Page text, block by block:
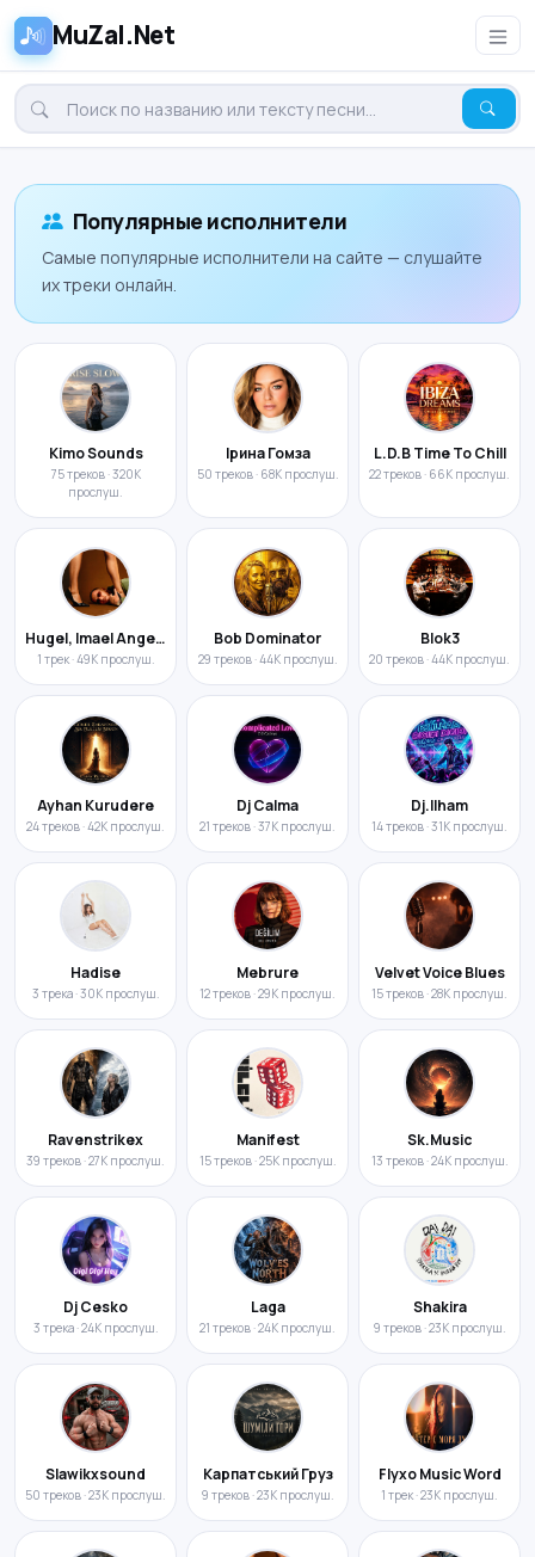
MuZal.Net
Популярные исполнители
Самые популярные исполнители на сайте — слушайте
их треки онлайн.
Kimo Sounds
75 треков · 320K
прослуш.
Ірина Гомза
50 треков · 68K прослуш.
L.D.B Time To Chill
22 треков · 66K прослуш.
Hugel, Imael Angel, & Ultra Naté
1 трек · 49K прослуш.
Bob Dominator
29 треков · 44K прослуш.
Blok3
20 треков · 44K прослуш.
Ayhan Kurudere
24 треков · 42K прослуш.
Dj Calma
21 треков · 37K прослуш.
Dj.Ilham
14 треков · 31K прослуш.
Hadise
3 трека · 30K прослуш.
Mebrure
12 треков · 29K прослуш.
Velvet Voice Blues
15 треков · 28K прослуш.
Ravenstrikex
39 треков · 27K прослуш.
Manifest
15 треков · 25K прослуш.
Sk.Music
13 треков · 24K прослуш.
Dj Cesko
3 трека · 24K прослуш.
Laga
21 треков · 24K прослуш.
Shakira
9 треков · 23K прослуш.
Slawikxsound
50 треков · 23K прослуш.
Карпатський Груз
9 треков · 23K прослуш.
Flyxo Music Word
1 трек · 23K прослуш.